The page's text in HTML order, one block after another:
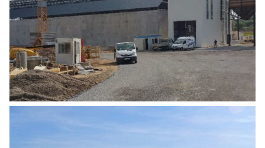
CONSTRUCTION D’UN SITE NEUF DE
STOCKAGE
Agro Alimentaire,Industrie